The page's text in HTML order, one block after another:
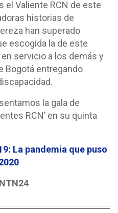
el Valiente RCN de este
historias de
han superado
escogida la de este
servicio a los demás y
Bogotá entregando
la gala de
RCN’ en su quinta
La pandemia que puso